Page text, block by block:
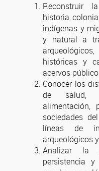
Reconstruir
historia
indígenas y
y natural a
históricas y
acervos
Conocer los
de salud,
sociedades
líneas de
arqueológicos
Analizar la
persistencia